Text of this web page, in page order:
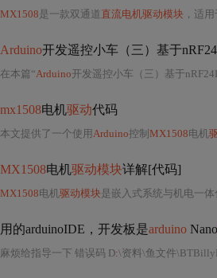
MX1508是一款双通道 直流电机驱动模块 ，适
Arduino开发遥控小车（三）基于
在本篇“Arduino开发遥控小车（三）基于
mx1508电机驱动代码
本文提供了一个使用Arduino控制 MX1508电机
MX1508电机驱动模块详解[代码]
MX1508电机驱动模块是嵌入式系统与机电一
用的arduinoIDE，开发板是arduino
麻烦给指导一下 错误码 D:\资料\鱼文件